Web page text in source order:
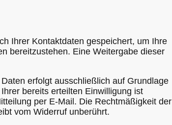
Ihrer Kontaktdaten gespeichert, um Ihre
bereitzustehen. Eine Weitergabe dieser
erfolgt ausschließlich auf Grundlage
bereits erteilten Einwilligung ist
per E-Mail. Die Rechtmäßigkeit der
vom Widerruf unberührt.